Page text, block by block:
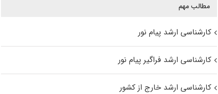
مطالب مهم
کارشناسی ارشد پیام نور
کارشناسی ارشد فراگیر پیام نور
کارشناسی ارشد خارج از کشور